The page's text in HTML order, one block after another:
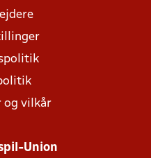
og vilkår
Union